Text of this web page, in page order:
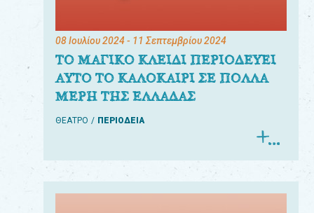
08 Ιουλίου 2024- 11 Σεπτεμβρίου 2024
ΤΟ ΜΑΓΙΚΟ ΚΛΕΙΔΙ ΠΕΡΙΟΔΕΥΕΙ
ΑΥΤΟ ΤΟ ΚΑΛΟΚΑΙΡΙ ΣΕ ΠΟΛΛΑ
ΜΕΡΗ ΤΗΣ ΕΛΛΑΔΑΣ
ΘΕΑΤΡΟ ΠΕΡΙΟΔΕΙΑ